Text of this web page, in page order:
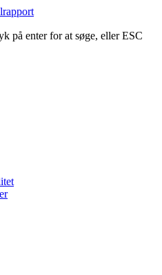
på enter for at søge, eller ESC